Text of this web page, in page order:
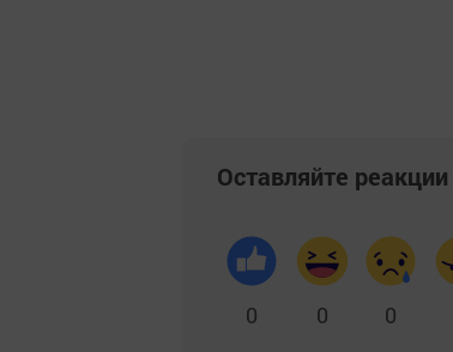
Оставляйте реакции
0 0 0